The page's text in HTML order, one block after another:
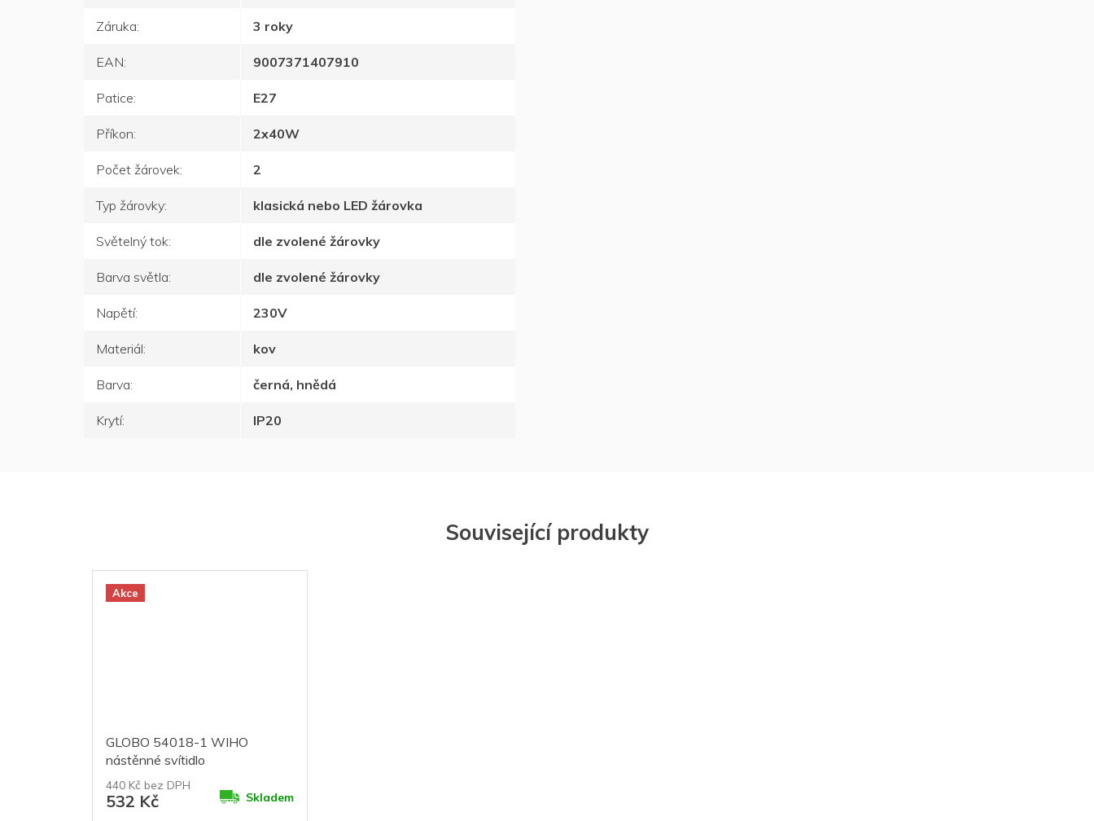
Související produkty
Akce
GLOBO 54018-1 WIHO
nástěnné svítidlo
440 Kč bez DPH
532 Kč Skladem
Záruka: 3 roky
EAN: 9007371407910
Patice: E27
Příkon: 2x40W
Počet žárovek: 2
Typ žárovky: klasická nebo LED žárovka
Světelný tok: dle zvolené žárovky
Barva světla: dle zvolené žárovky
Napětí: 230V
Materiál: kov
Barva: černá, hnědá
Krytí: IP20